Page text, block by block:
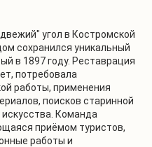
угол в Костромской
сохранился уникальный
в 1897 году. Реставрация
потребовала
работы, применения
поисков старинной
Команда
приёмом туристов,
работы и